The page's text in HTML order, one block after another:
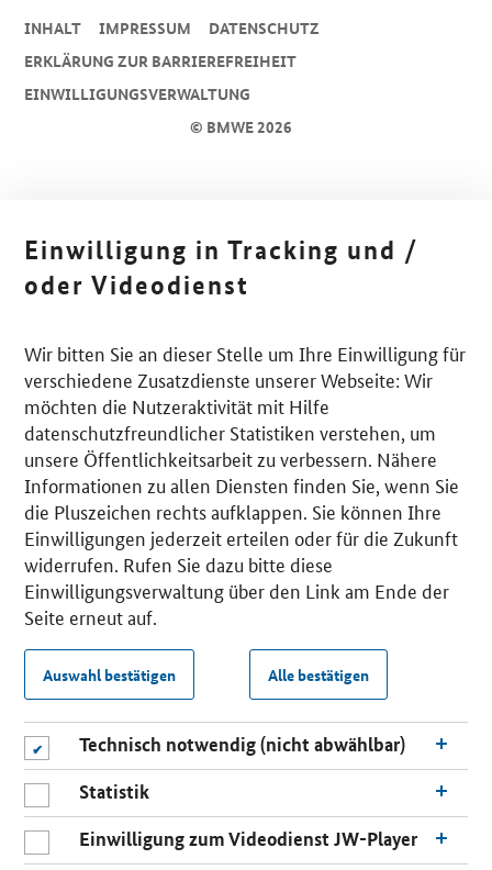
© BMWE 2026
INHALT IMPRESSUM
DA­TEN­SCHUTZ
ERKLÄRUNG ZUR BARRIEREFREIHEIT
EINWILLIGUNGSVERWALTUNG
Einwilligung in Tracking und /
oder Videodienst
Wir bitten Sie an dieser Stelle um Ihre Einwilligung für
verschiedene Zusatzdienste unserer Webseite: Wir
möchten die Nutzeraktivität mit Hilfe
datenschutzfreundlicher Statistiken verstehen, um
unsere Öffentlichkeitsarbeit zu verbessern. Nähere
Informationen zu allen Diensten finden Sie, wenn Sie
die Pluszeichen rechts aufklappen. Sie können Ihre
Einwilligungen jederzeit erteilen oder für die Zukunft
widerrufen. Rufen Sie dazu bitte diese
Einwilligungsverwaltung über den Link am Ende der
Seite erneut auf.
Auswahl bestätigen Alle bestätigen
Technisch notwendig (nicht abwählbar)
Statistik
Einwilligung zum Videodienst JW-Player